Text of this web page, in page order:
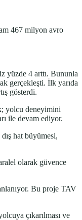
467 milyon avro
yüzde 4 arttı. Bununla
gerçekleşti. İlk yarıda
gösterdi.
yolcu deneyimini
ile devam ediyor.
hat büyümesi,
olarak güvence
Bu proje TAV
çıkarılması ve